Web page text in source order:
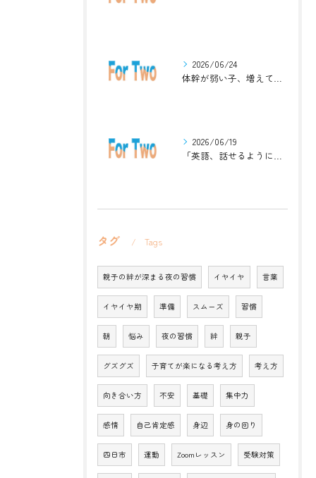
2026/06/24
体幹が弱い子、増えています。英語ジムナスティックで楽しく解決！
2026/06/19
「英語、話せるようになりたい」中学生・高校生のためのZoomレッスン
タグ Tags
親子の絆が深まる夜の習慣 イヤイヤ 言葉
イヤイヤ期 準備 スムーズ 習慣
朝 悩み 夜の習慣 絆 親子
グズグズ 子育てが楽になる考え方 考え方
向き合い方 不安 基礎 集中力
感情 自己肯定感 身辺 身の回り
四日市 運動 Zoomレッスン 受験対策